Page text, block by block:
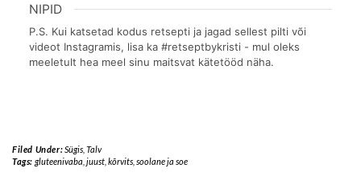
NIPID
P.S. Kui katsetad kodus retsepti ja jagad sellest pilti või
videot Instagramis, lisa ka #retseptbykristi - mul oleks
meeletult hea meel sinu maitsvat kätetööd näha.
Filed Under:Sügis, Talv
Tags: gluteenivaba juust, kõrvits, soolane ja soe